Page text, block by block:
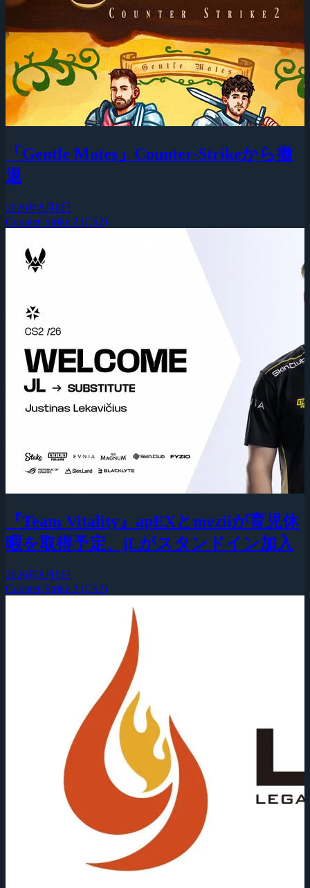
「Gentle Mates」Counter-Strikeから撤
退
2026年8月8日
Counter-Strike 2 (CS2)
『Team Vitality』apEXとmeziiが育児休
暇を取得予定、jLがスタンドイン加入
2026年8月5日
Counter-Strike 2 (CS2)